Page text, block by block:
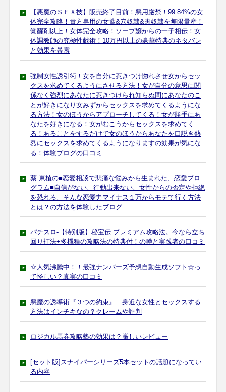
【悪魔のＳＥＸ技】販売終了目前！悪用厳禁！99.84%の女
体完全攻略！貴方専用の女蓄&穴奴隷&肉奴隷を無限量産！
覚醒剤以上！女体完全攻略！ソープ嬢からの一子相伝！女
体調教師の究極性戯術！10万円以上の豪華特典のネタバレ
と効果を暴露
強制女性誘引術！女を自分に惹きつけ惚れさせ女からセッ
クスを求めてくるようにさせる方法！女が自分の意思に関
係なく強烈にあなたに惹きつけられ知らぬ間にあなたのこ
とが好きになり女みずからセックスを求めてくるようにな
る方法！女のほうからアプローチしてくる！女が勝手にあ
なたを好きになる！女がむこうからセックスを求めてく
る！あることをするだけで女のほうからあなたを口説き熱
烈にセックスを求めてくるようになりますの効果が気にな
る！体験ブログの口コミ
蔡 東植の■恋愛相談で悲痛な悩みから生まれた、恋愛プロ
グラム■自信がない、行動出来ない、女性からの否定や拒絶
を恐れる、そんな恋愛力マイナス１万からモテて行く方法
とは？の方法を体験したブログ
パチスロ-【特別版】秘宝伝 プレミアム攻略法。今なら立ち
回り打法+多機種の攻略法の特典付！の噂と実践者の口コミ
☆人気沸騰中！！最強ナンバーズ予想自動生成ソフト☆っ
て怪しい？真実の口コミ
悪魔の誘導術『３つの約束』 身近な女性とセックスする
方法はインチキなの？クレームや評判
ロジカル馬券攻略塾の効果は？厳しいレビュー
[セット版]スナイパーシリーズ5本セットの話題になってい
る内容